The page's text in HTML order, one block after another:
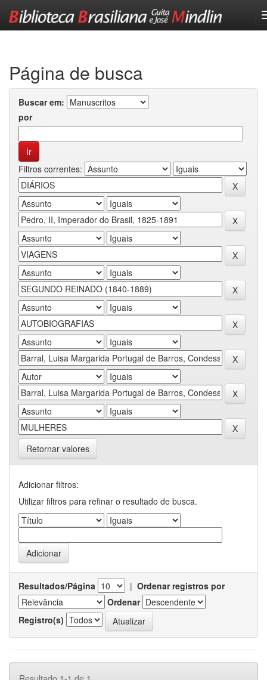
Página de busca
Buscar em:
por
Filtros correntes:
Retornar valores
Adicionar filtros:
Utilizar filtros para refinar o resultado de busca.
Resultados/Página | Ordenar registros por
Ordenar
Registro(s)